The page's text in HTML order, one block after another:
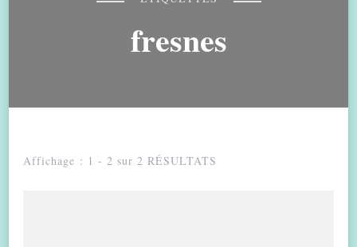
fresnes
Affichage : 1 - 2 sur 2 RÉSULTATS